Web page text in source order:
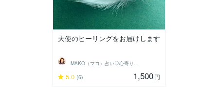
天使のヒーリングをお届けします
MAKO（マコ）占い♡心寄り添うヒーラー
5.0 (6) 1,500円